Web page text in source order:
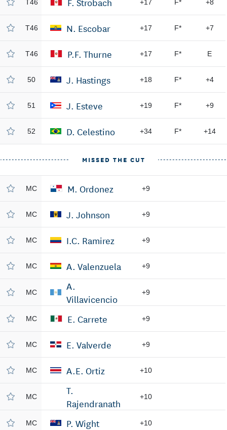
T46 +17 F* +8
T46 N. Escobar +17 F* +7
T46 P.F. Thurne +17 F* E
50 J. Hastings +18 F* +4
51 J. Esteve +19 F* +9
52 D. Celestino +34 F* +14
MISSED THE CUT
MC M. Ordonez +9
MC J. Johnson +9
MC I.C. Ramirez +9
MC A. Valenzuela +9
MC
A.
Villavicencio
+9
MC E. Carrete +9
MC E. Valverde +9
MC A.E. Ortiz +10
MC
T.
Rajendranath
+10
MC P. Wight +10